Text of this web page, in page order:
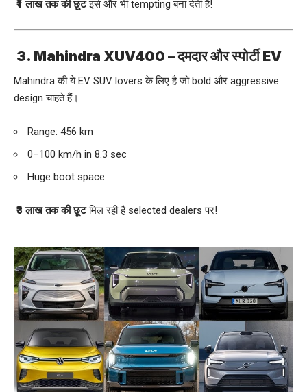
₹1 लाख तक की छूटइसे और भी tempting बना देती है!
3. Mahindra XUV400 – दमदार और स्पोर्टी EV
Mahindra की ये EV SUV lovers के लिए है जो bold और aggressive
design चाहते हैं।
Range: 456 km
0–100 km/h in 8.3 sec
Huge boot space
₹3 लाख तक की छूटमिल रही है selected dealers पर!